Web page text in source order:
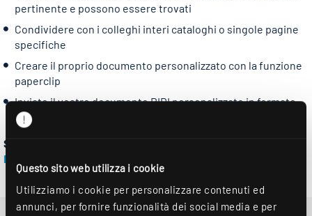
Questo sito web utilizza i cookie
Utilizziamo i cookie per personalizzare contenuti ed
annunci, per fornire funzionalità dei social media e per
pertinente e possono essere trovati
Condividere con i colleghi interi cataloghi o singole pagine
specifiche
Creare il proprio documento personalizzato con la funzione
paperclip
Inviate il vostro documento RIDI personalizzato in formato
digitale.
Scoprite subito il portale dei media RIDI o utilizzate il
Navigator PRO